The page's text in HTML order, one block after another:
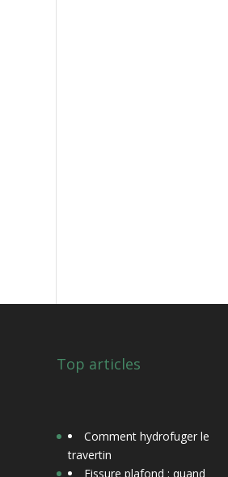
Top articles
Comment hydrofuger le
travertin
Fissure plafond : quand